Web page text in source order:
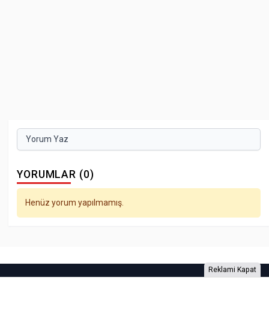
Yorum Yaz
YORUMLAR (0)
Henüz yorum yapılmamış.
Reklami Kapat